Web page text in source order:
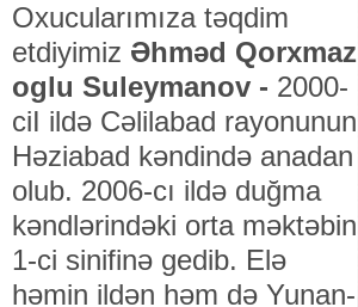
Oxucularımıza təqdim
etdiyimiz Əhməd Qorxmaz
oglu Suleymanov - 2000-
ciI ildə Cəlilabad rayonunun
Həziabad kəndində anadan
olub. 2006-cı ildə duğma
kəndlərindəki orta məktəbin
1-ci sinifinə gedib. Elə
həmin ildən həm də Yunan-